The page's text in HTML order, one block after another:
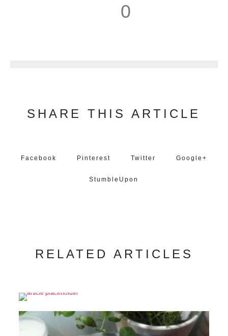
0
SHARE THIS ARTICLE
Facebook Pinterest Twitter Google+
StumbleUpon
RELATED ARTICLES